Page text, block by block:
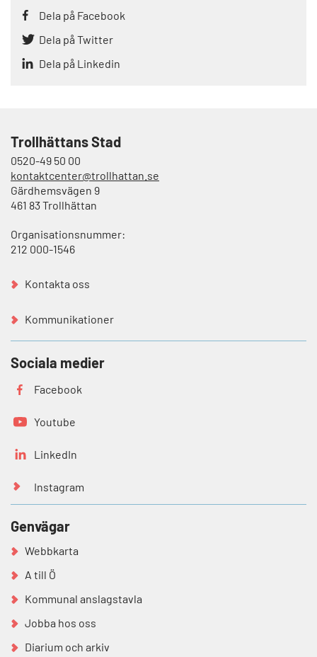
Dela på Facebook
Dela på Twitter
Dela på Linkedin
Trollhättans Stad
0520-49 50 00
kontaktcenter@trollhattan.se
Gärdhemsvägen 9
461 83 Trollhättan
Organisationsnummer:
212 000-1546
Kontakta oss
Kommunikationer
Sociala medier
Facebook
Youtube
LinkedIn
Instagram
Genvägar
Webbkarta
A till Ö
Kommunal anslagstavla
Jobba hos oss
Diarium och arkiv